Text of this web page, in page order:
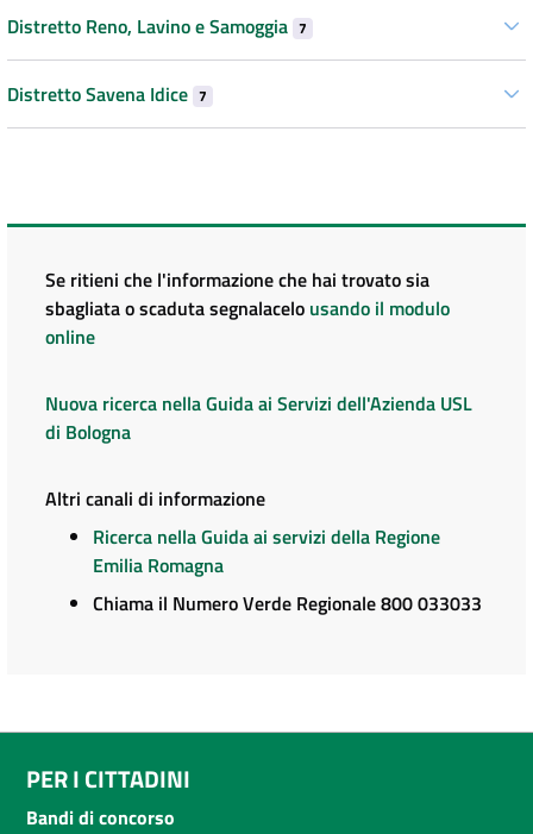
Distretto Reno, Lavino e Samoggia 7
Distretto Savena Idice 7
Se ritieni che l'informazione che hai trovato sia
sbagliata o scaduta segnalacelo usando il modulo
online
Nuova ricerca nella Guida ai Servizi dell'Azienda USL
di Bologna
Altri canali di informazione
Ricerca nella Guida ai servizi della Regione
Emilia Romagna
Chiama il Numero Verde Regionale 800 033033
PER I CITTADINI
Bandi di concorso